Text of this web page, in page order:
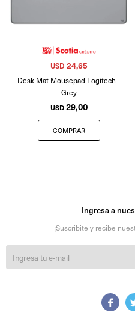
Desk Mat Mousepad Logitech -
Grey
USD 29,00
USD 24,65

Ingresa a
¡Suscribite y recibe